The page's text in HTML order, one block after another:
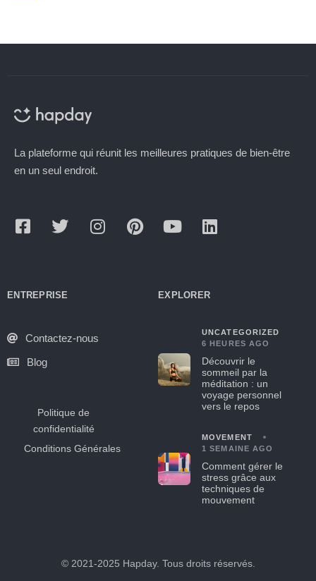
La plateforme qui réunit les meilleures pratiques de bien-être
en un seul endroit.
ENTREPRISE
Contactez-nous
Blog
Politique de
confidentialité
Conditions Générales
EXPLORER
UNCATEGORIZED
6 HEURES AGO
Découvrir le
sommeil par la
méditation : un
voyage personnel
vers le repos
MOVEMENT
1 SEMAINE AGO
Comment gérer le
stress grâce aux
techniques de
mouvement
© 2021-2025 Hapday. Tous droits réservés.